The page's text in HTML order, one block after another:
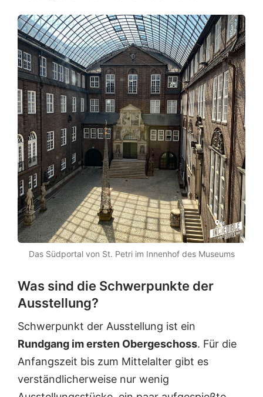
Das Südportal von St. Petri im Innenhof des Museums
Was sind die Schwerpunkte der
Ausstellung?
Schwerpunkt der Ausstellung ist ein
Rundgang im ersten Obergeschoss. Für die
Anfangszeit bis zum Mittelalter gibt es
verständlicherweise nur wenig